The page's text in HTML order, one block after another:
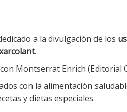
a la divulgación de los
.
Montserrat Enrich (Editorial
con la alimentación
y dietas especiales.